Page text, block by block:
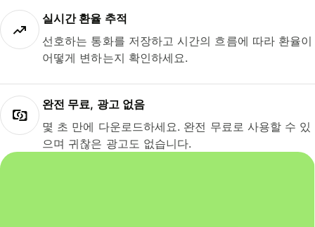
실시간 환율 추적
선호하는 통화를 저장하고 시간의 흐름에 따라 환율이
어떻게 변하는지 확인하세요.
완전 무료, 광고 없음
몇 초 만에 다운로드하세요. 완전 무료로 사용할 수 있
으며 귀찮은 광고도 없습니다.